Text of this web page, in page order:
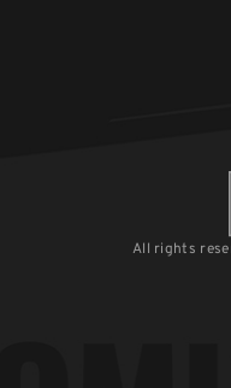
All rights